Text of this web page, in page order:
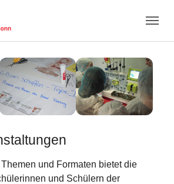
und Formaten bietet die
und Schülern der